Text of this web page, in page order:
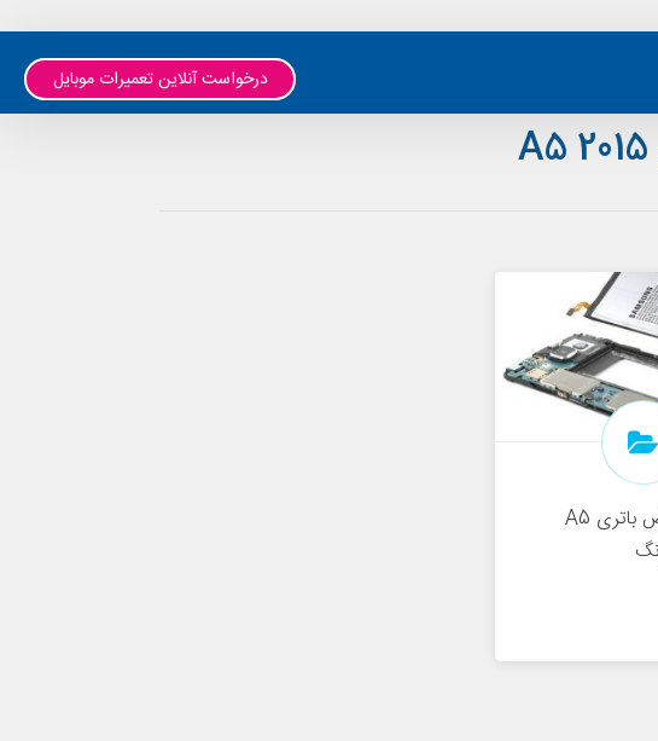
درخواست آنلاین تعمیرات موبایل
آموزش تعویض باتری A5